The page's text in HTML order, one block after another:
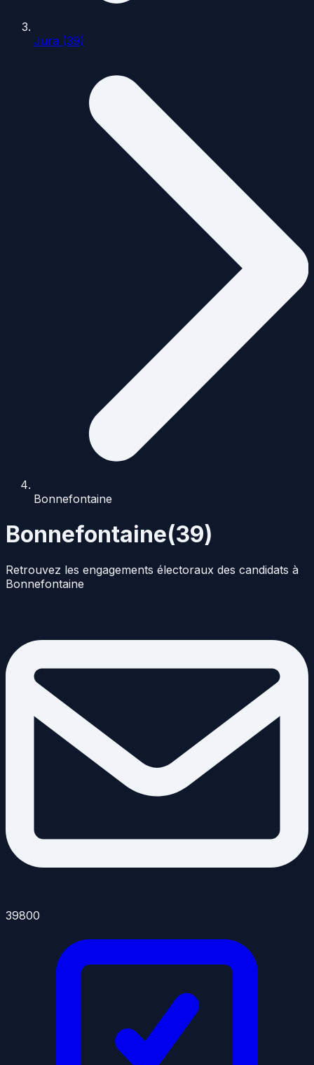
Jura (39)
Bonnefontaine
Bonnefontaine(39)
Retrouvez les engagements électoraux des candidats à
Bonnefontaine
39800